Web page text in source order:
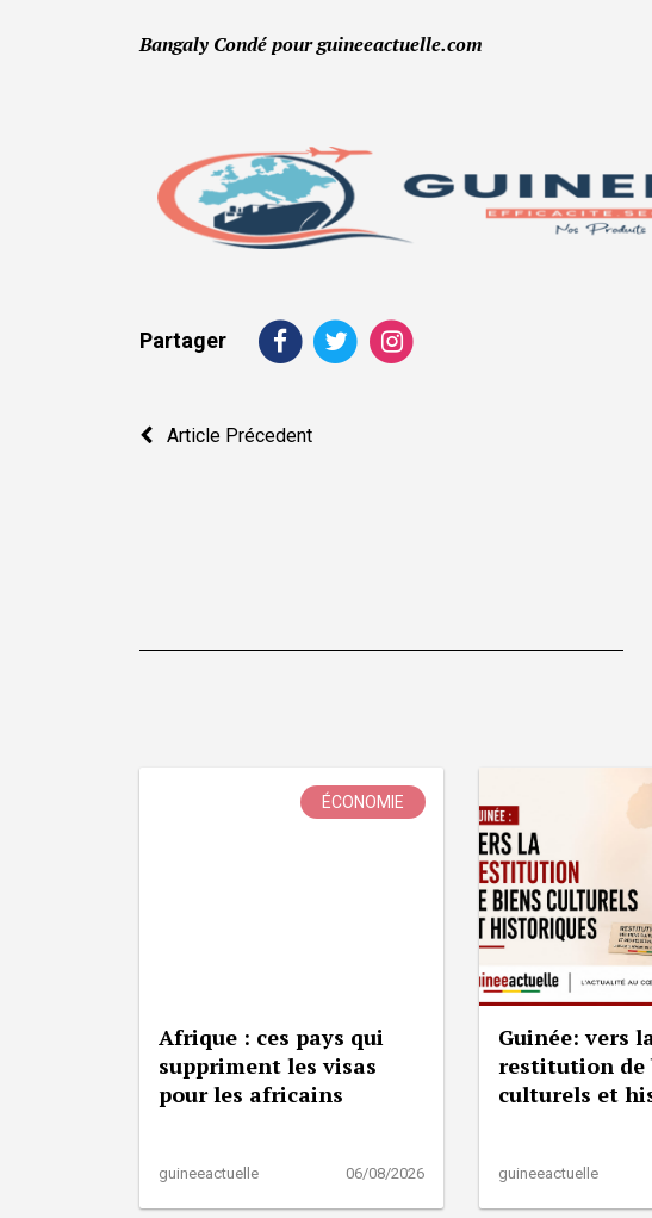
Bangaly Condé pour guineeactuelle.com
Partager
Navigation
Article Précedent
ÉCONOMIE
Afrique : ces pays qui
suppriment les visas
pour les africains
guineeactuelle 06/08/2026
Guinée: vers
restitution de
culturels et
guineeactuelle